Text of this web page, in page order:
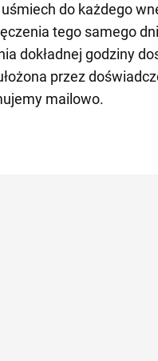
do każdego
tego samego
dokładnej godziny
przez
mailowo.